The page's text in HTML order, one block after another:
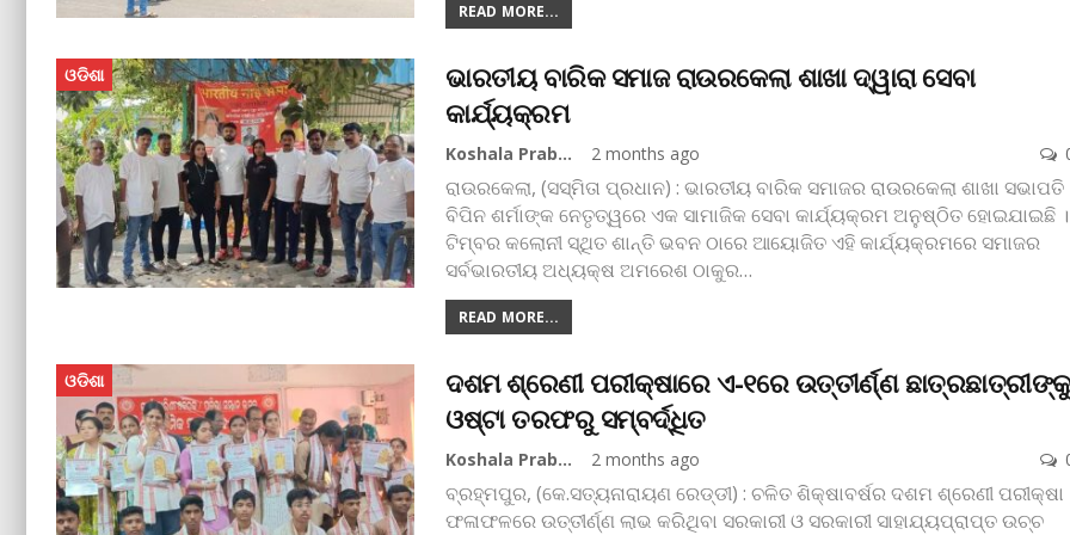
READ MORE...
ଓଡିଶା
ଭାରତୀୟ ବାରିକ ସମାଜ ରାଉରକେଲା ଶାଖା ଦ୍ୱାରା ସେବା
କାର୍ଯ୍ୟକ୍ରମ
Koshala Prabaha 2 months ago
ରାଉରକେଲା, (ସସ୍ମିତା ପ୍ରଧାନ) : ଭାରତୀୟ ବାରିକ ସମାଜର ରାଉରକେଲା ଶାଖା ସଭାପତି
ବିପିନ ଶର୍ମାଙ୍କ ନେତୃତ୍ୱରେ ଏକ ସାମାଜିକ ସେବା କାର୍ଯ୍ୟକ୍ରମ ଅନୁଷ୍ଠିତ ହୋଇଯାଇଛି ।
ଟିମ୍ବର କଲୋନୀ ସ୍ଥିତ ଶାନ୍ତି ଭବନ ଠାରେ ଆୟୋଜିତ ଏହି କାର୍ଯ୍ୟକ୍ରମରେ ସମାଜର
ସର୍ବଭାରତୀୟ ଅଧ୍ୟକ୍ଷ ଅମରେଶ ଠାକୁର…
READ MORE...
ଓଡିଶା
ଦଶମ ଶ୍ରେଣୀ ପରୀକ୍ଷାରେ ଏ-୧ରେ ଉତ୍ତୀର୍ଣ୍ଣ ଛାତ୍ରଛାତ୍ରୀଙ୍କୁ
ଓଷ୍ଟା ତରଫରୁ ସମ୍ବର୍ଦ୍ଧିତ
Koshala Prabaha 2 months ago
ବ୍ରହ୍ମପୁର, (କେ.ସତ୍ୟନାରାୟଣ ରେଡ୍ଡୀ) : ଚଳିତ ଶିକ୍ଷାବର୍ଷର ଦଶମ ଶ୍ରେଣୀ ପରୀକ୍ଷା
ଫଳାଫଳରେ ଉତ୍ତୀର୍ଣ୍ଣ ଲାଭ କରିଥିବା ସରକାରୀ ଓ ସରକାରୀ ସାହାଯ୍ୟପ୍ରାପ୍ତ ଉଚ୍ଚ